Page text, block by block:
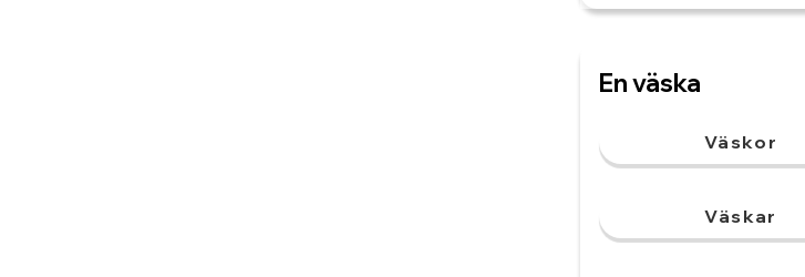
En väska
Väskor
Väskar